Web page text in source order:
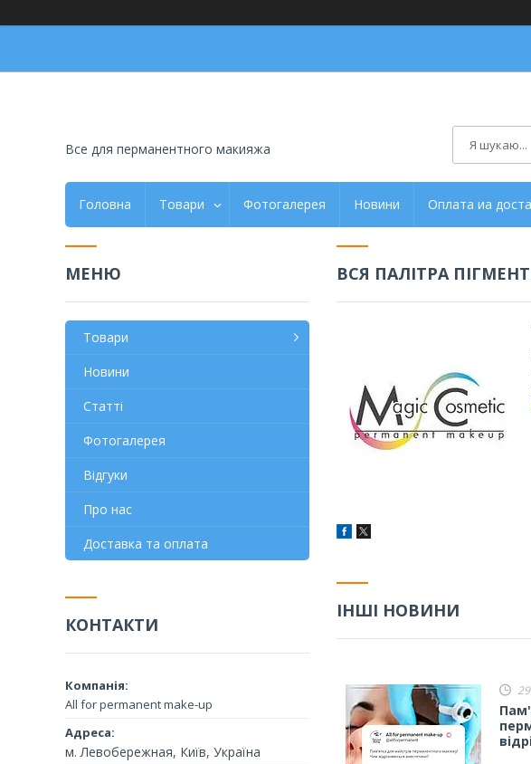
Все для перманентного макияжа
Головна Товари Фотогалерея Новини Оплата иа
ВСЯ ПАЛІТРА
ІНШІ НОВИНИ
Товари
Новини
Статті
Фотогалерея
Відгуки
Про нас
Доставка та оплата
КОНТАКТИ
All for permanent make-up
м. Левобережная, Київ, Україна